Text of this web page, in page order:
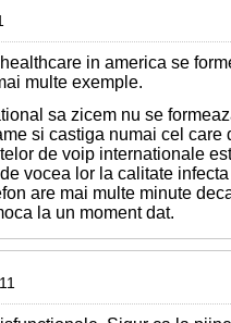
in america se
multe exemple.
sa zicem nu se
si castiga numai cel care
de voip internationale
vocea lor la calitate
are mai multe minute
la un moment dat.